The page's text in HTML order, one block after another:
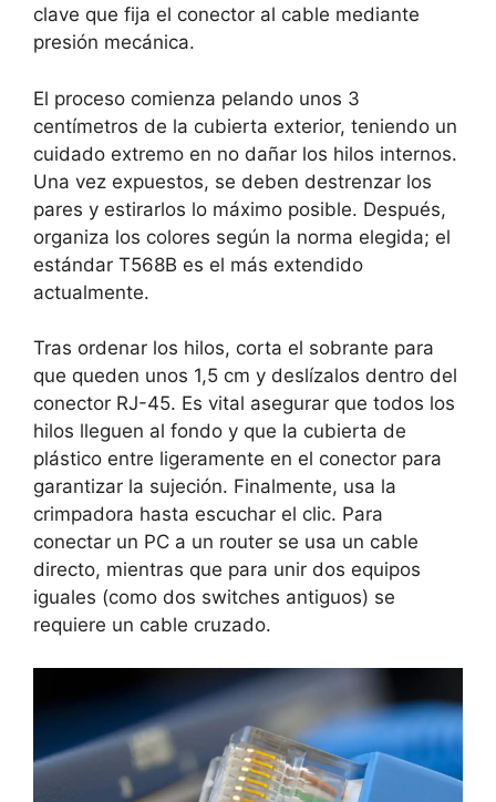
clave que fija el conector al cable mediante
presión mecánica.
El proceso comienza pelando unos 3
centímetros de la cubierta exterior, teniendo un
cuidado extremo en no dañar los hilos internos.
Una vez expuestos, se deben destrenzar los
pares y estirarlos lo máximo posible. Después,
organiza los colores según la norma elegida; el
estándar T568B es el más extendido
actualmente.
Tras ordenar los hilos, corta el sobrante para
que queden unos 1,5 cm y deslízalos dentro del
conector RJ-45. Es vital asegurar que todos los
hilos lleguen al fondo y que la cubierta de
plástico entre ligeramente en el conector para
garantizar la sujeción. Finalmente, usa la
crimpadora hasta escuchar el clic. Para
conectar un PC a un router se usa un cable
directo, mientras que para unir dos equipos
iguales (como dos switches antiguos) se
requiere un cable cruzado.